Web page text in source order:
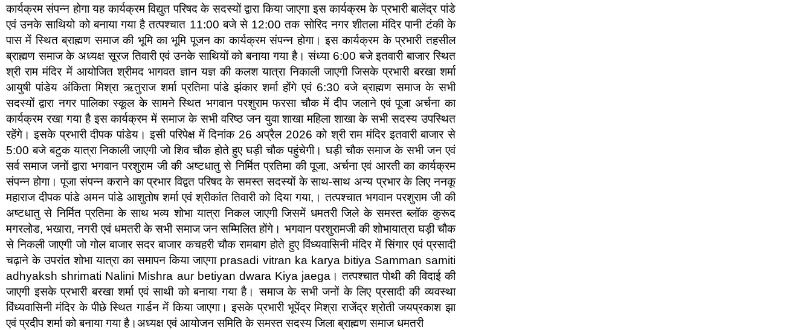
कार्यक्रम संपन्न होगा यह कार्यक्रम विद्युत परिषद के सदस्यों द्वारा किया जाएगा इस कार्यक्रम के प्रभारी बालेंद्र पांडे
एवं उनके साथियो को बनाया गया है तत्पश्चात 11:00 बजे से 12:00 तक सोरिद नगर शीतला मंदिर पानी टंकी के
पास में स्थित ब्राह्मण समाज की भूमि का भूमि पूजन का कार्यक्रम संपन्न होगा। इस कार्यक्रम के प्रभारी तहसील
ब्राह्मण समाज के अध्यक्ष सूरज तिवारी एवं उनके साथियों को बनाया गया है। संध्या 6:00 बजे इतवारी बाजार स्थित
श्री राम मंदिर में आयोजित श्रीमद भागवत ज्ञान यज्ञ की कलश यात्रा निकाली जाएगी जिसके प्रभारी बरखा शर्मा
आयुषी पांडेय अंकिता मिश्रा ऋतुराज शर्मा प्रतिमा पांडे झंकार शर्मा होंगे एवं 6:30 बजे ब्राह्मण समाज के सभी
सदस्यों द्वारा नगर पालिका स्कूल के सामने स्थित भगवान परशुराम फरसा चौक में दीप जलाने एवं पूजा अर्चना का
कार्यक्रम रखा गया है इस कार्यक्रम में समाज के सभी वरिष्ठ जन युवा शाखा महिला शाखा के सभी सदस्य उपस्थित
रहेंगे। इसके प्रभारी दीपक पांडेय। इसी परिपेक्ष में दिनांक 26 अप्रैल 2026 को श्री राम मंदिर इतवारी बाजार से
5:00 बजे बटुक यात्रा निकाली जाएगी जो शिव चौक होते हुए घड़ी चौक पहुंचेगी। घड़ी चौक समाज के सभी जन एवं
सर्व समाज जनों द्वारा भगवान परशुराम जी की अष्टधातु से निर्मित प्रतिमा की पूजा, अर्चना एवं आरती का कार्यक्रम
संपन्न होगा। पूजा संपन्न कराने का प्रभार विद्वत परिषद के समस्त सदस्यों के साथ-साथ अन्य प्रभार के लिए ननकू
महाराज दीपक पांडे अमन पांडे आशुतोष शर्मा एवं श्रीकांत तिवारी को दिया गया,। तत्पश्चात भगवान परशुराम जी की
अष्टधातु से निर्मित प्रतिमा के साथ भव्य शोभा यात्रा निकल जाएगी जिसमें धमतरी जिले के समस्त ब्लॉक कुरूद
मगरलोड, भखारा, नगरी एवं धमतरी के सभी समाज जन सम्मिलित होंगे। भगवान परशुरामजी की शोभायात्रा घड़ी चौक
से निकली जाएगी जो गोल बाजार सदर बाजार कचहरी चौक रामबाग होते हुए विंध्यवासिनी मंदिर में सिंगार एवं प्रसादी
चढ़ाने के उपरांत शोभा यात्रा का समापन किया जाएगा prasadi vitran ka karya bitiya Samman samiti
adhyaksh shrimati Nalini Mishra aur betiyan dwara Kiya jaega। तत्पश्चात पोथी की विदाई की
जाएगी इसके प्रभारी बरखा शर्मा एवं साथी को बनाया गया है। समाज के सभी जनों के लिए प्रसादी की व्यवस्था
विंध्यवासिनी मंदिर के पीछे स्थित गार्डन में किया जाएगा। इसके प्रभारी भूपेंद्र मिश्रा राजेंद्र श्रोती जयप्रकाश झा
एवं प्रदीप शर्मा को बनाया गया है।अध्यक्ष एवं आयोजन समिति के समस्त सदस्य जिला ब्राह्मण समाज धमतरी